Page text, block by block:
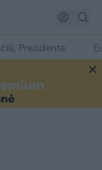
Prezidente